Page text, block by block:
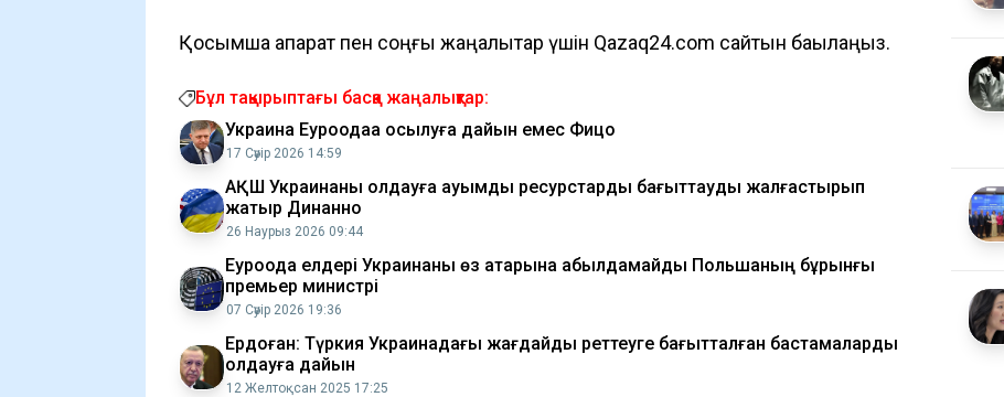
Қосымша ақпарат пен соңғы жаңалықтар үшін Qazaq24.com сайтын бақылаңыз.
Бұл тақырыптағы басқа жаңалықтар:
Украина Еуроодаққа қосылуға дайын емес Фицо
17 Сәуір 2026 14:59
АҚШ Украинаны қолдауға ауқымды ресурстарды бағыттауды жалғастырып
жатыр Динанно
26 Наурыз 2026 09:44
Еуроодақ елдері Украинаны өз қатарына қабылдамайды Польшаның бұрынғы
премьер министрі
07 Сәуір 2026 19:36
Ердоған: Түркия Украинадағы жағдайды реттеуге бағытталған бастамаларды
қолдауға дайын
12 Желтоқсан 2025 17:25